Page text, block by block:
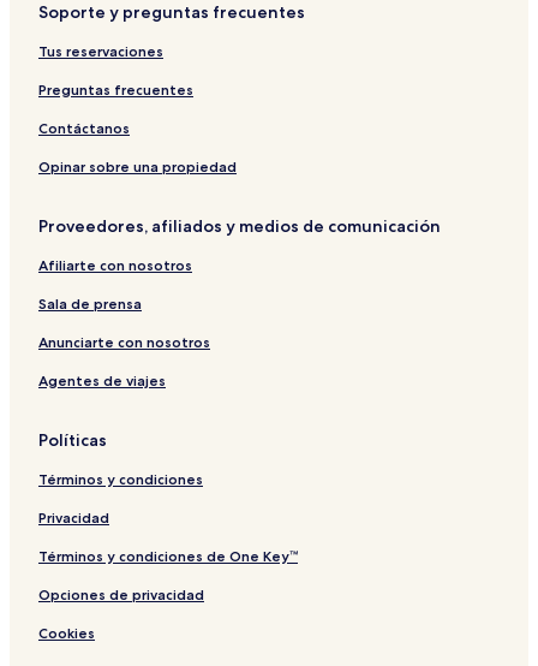
Soporte y preguntas frecuentes
Tus reservaciones
Preguntas frecuentes
Contáctanos
Opinar sobre una propiedad
Proveedores, afiliados y medios de comunicación
Afiliarte con nosotros
Sala de prensa
Anunciarte con nosotros
Agentes de viajes
Políticas
Términos y condiciones
Privacidad
Términos y condiciones de One Key™
Opciones de privacidad
Cookies